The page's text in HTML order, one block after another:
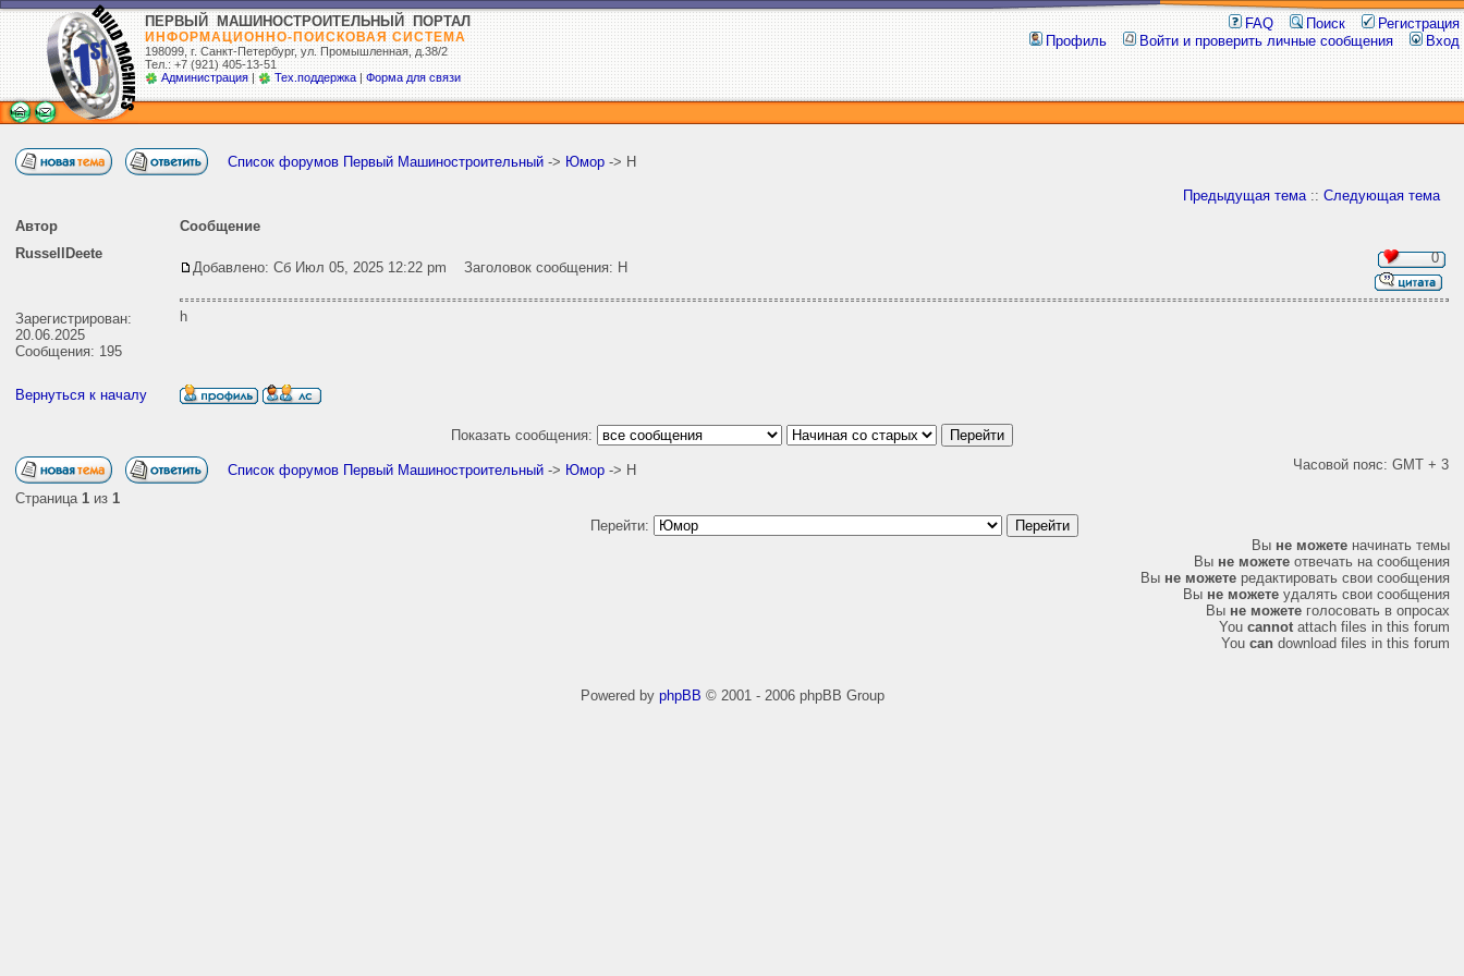
ПЕРВЫЙ МАШИНОСТРОИТЕЛЬНЫЙ ПОРТАЛ
ИНФОРМАЦИОННО-ПОИСКОВАЯ СИСТЕМА
198099, г. Санкт-Петербург,ул. Промышленная, д.38/2
Тел.: +7 (921) 405-13-51
Администрация| Тех.поддержка|Форма для связи
FAQ Поиск
Регистрация
Профиль
Войти и проверить личные сообщения Вход
Список форумов Первый Машиностроительный -> Юмор -> Н
Предыдущая тема:: Следующая тема
Автор
Сообщение
RussellDeete
Зарегистрирован:
20.06.2025
Сообщения: 195
Добавлено: Сб Июл 05, 2025 12:22 pm Заголовок сообщения: Н
0
h
Вернуться к началу
Показать сообщения:
Список форумов Первый Машиностроительный -> Юмор -> Н Часовой пояс: GMT + 3
Страница 1 из 1
Перейти:
Вы не можете начинать темы
Вы не можете отвечать на сообщения
Вы не можете редактировать свои сообщения
Вы не можете удалять свои сообщения
Вы не можете голосовать в опросах
You cannot attach files in this forum
You can download files in this forum
Powered by phpBB © 2001 - 2006 phpBB Group